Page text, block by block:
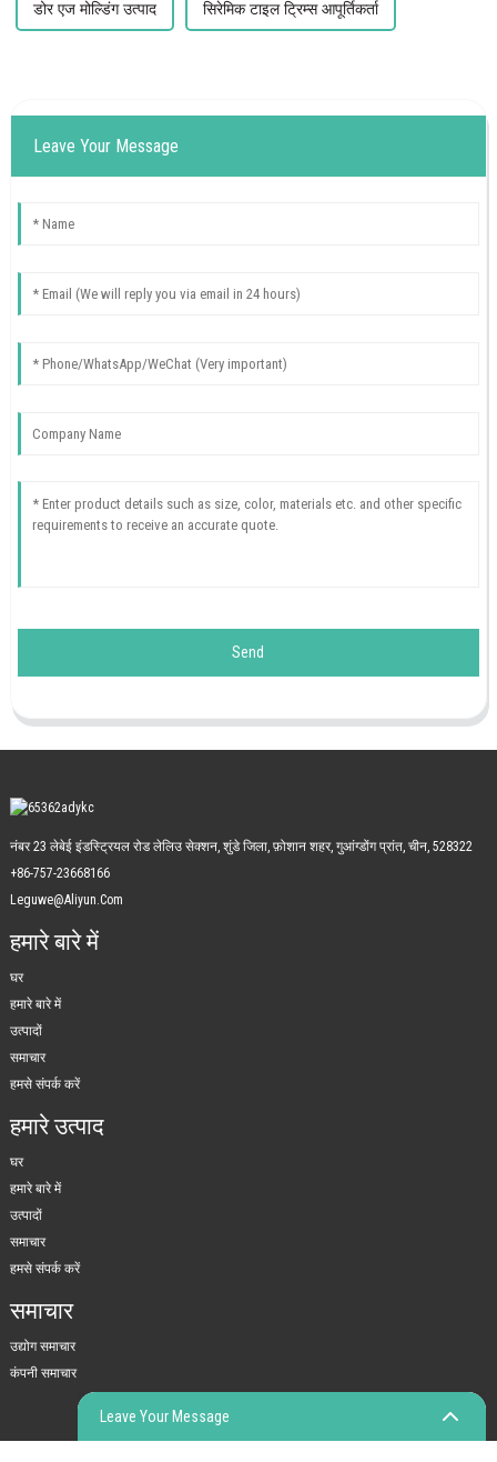
डोर एज मोल्डिंग उत्पाद सिरेमिक टाइल ट्रिम्स आपूर्तिकर्ता
Leave Your Message
Send
नंबर 23 लेबेई इंडस्ट्रियल रोड लेलिउ सेक्शन, शुंडे जिला, फ़ोशान शहर, गुआंग्डोंग प्रांत, चीन, 528322
+86-757-23668166
Leguwe@aliyun.com
हमारे बारे में
घर
हमारे बारे में
उत्पादों
समाचार
हमसे संपर्क करें
हमारे उत्पाद
घर
हमारे बारे में
उत्पादों
समाचार
हमसे संपर्क करें
समाचार
उद्योग समाचार
कंपनी समाचार
Leave Your Message